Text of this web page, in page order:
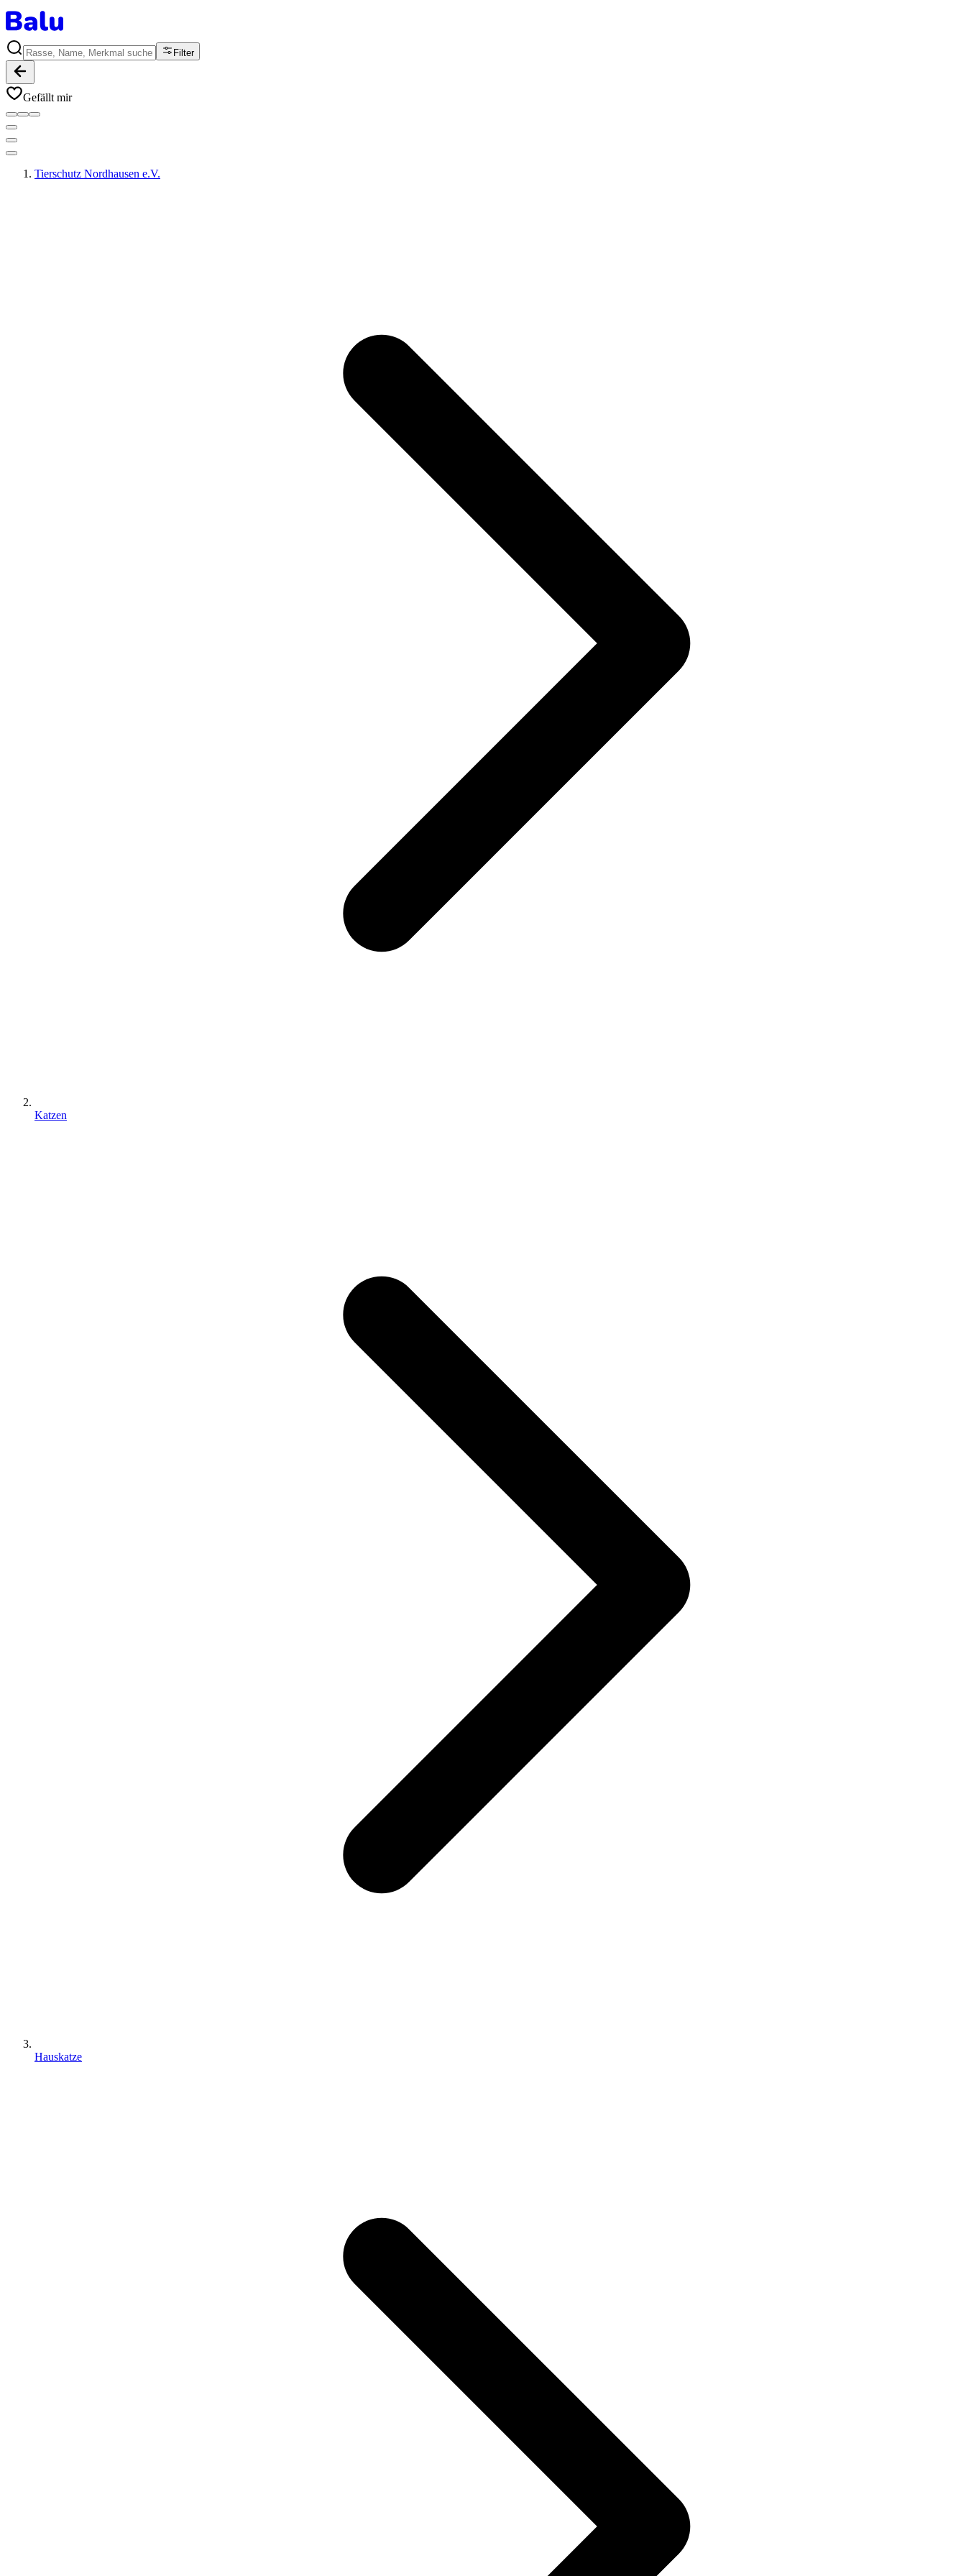
Filter
Gefällt mir
Tierschutz Nordhausen e.V.
Katzen
Hauskatze